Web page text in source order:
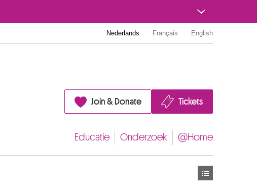
Nederlands Français English
Join & Donate Tickets
Educatie Onderzoek @Home